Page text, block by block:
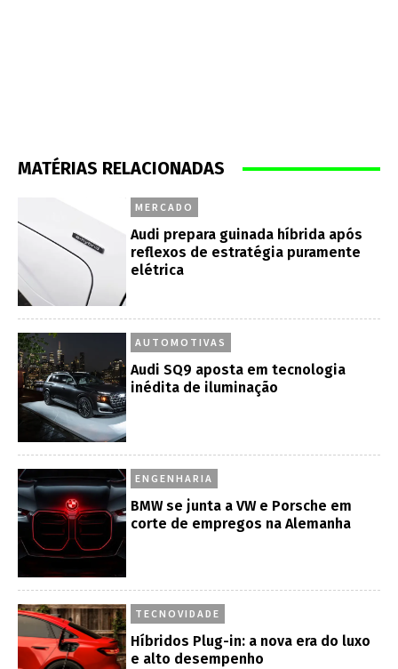
MATÉRIAS RELACIONADAS
MERCADO
Audi prepara guinada híbrida após
reflexos de estratégia puramente
elétrica
AUTOMOTIVAS
Audi SQ9 aposta em tecnologia
inédita de iluminação
ENGENHARIA
BMW se junta a VW e Porsche em
corte de empregos na Alemanha
TECNOVIDADE
Híbridos Plug-in: a nova era do luxo
e alto desempenho